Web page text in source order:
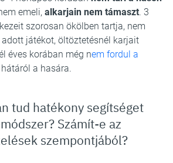
emeli, alkarjain nem támaszt. 3
szorosan ökölben tartja, nem
játékot, öltöztetésnél karjait
éves korában még nem fordul a
a hasára.
tud hatékony segítséget
Számít-e az
szempontjából?